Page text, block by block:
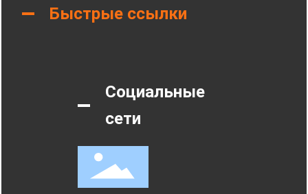
Быстрые ссылки
Социальные
сети